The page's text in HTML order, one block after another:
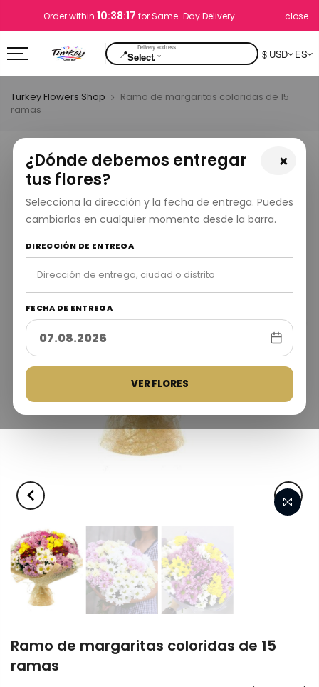
Order within 10:38:17 for Same-Day Delivery close
📍Select.⌄ $ USD ES
×
¿Dónde debemos entregar
tus flores?
Selecciona la dirección y la fecha de entrega. Puedes
cambiarlas en cualquier momento desde la barra.
DIRECCIÓN DE ENTREGA
FECHA DE ENTREGA
VER FLORES
Turkey Flowers Shop
Ramo de margaritas coloridas de 15
ramas
Ramo de margaritas coloridas de 15
ramas